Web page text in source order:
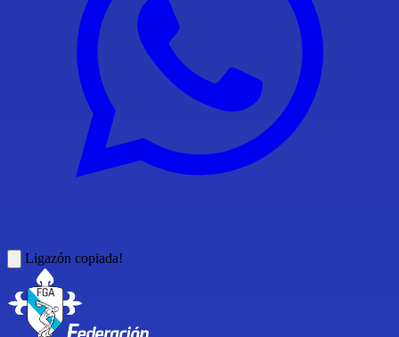
Ligazón copiada!